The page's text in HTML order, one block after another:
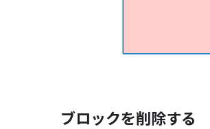
ブロックを削除する